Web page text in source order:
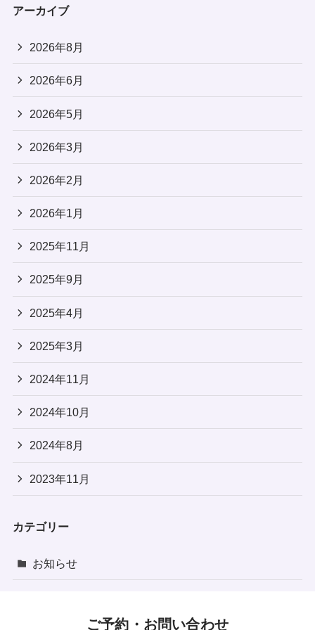
アーカイブ
2026年8月
2026年6月
2026年5月
2026年3月
2026年2月
2026年1月
2025年11月
2025年9月
2025年4月
2025年3月
2024年11月
2024年10月
2024年8月
2023年11月
カテゴリー
お知らせ
ご予約・お問い合わせ